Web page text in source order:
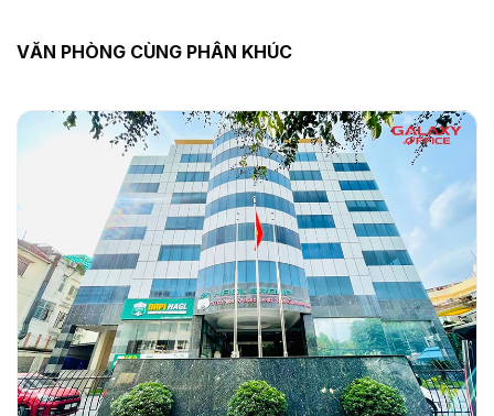
VĂN PHÒNG CÙNG PHÂN KHÚC